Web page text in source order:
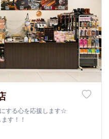
する心を応援します☆
す！！